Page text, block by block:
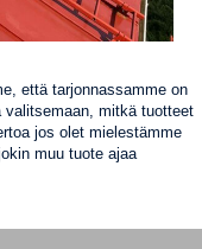
että tarjonnassamme on
mitkä tuotteet
jos olet mielestämme
muu tuote ajaa